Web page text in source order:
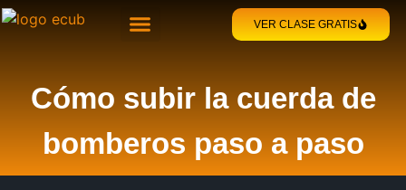
VER CLASE GRATIS
Cómo subir la cuerda de
bomberos paso a paso